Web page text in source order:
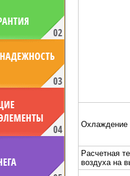
МВт с
16 МВт с
Охлаждение
Расчетная
воздуха на